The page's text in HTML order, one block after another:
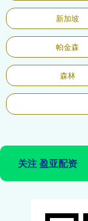
新加坡
帕金森
森林
关注 盈亚配资